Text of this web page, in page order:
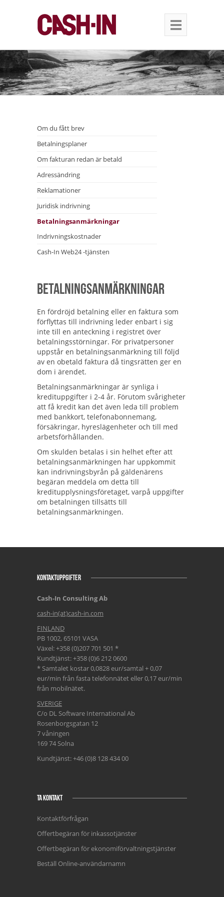
Om du fått brev
Betalningsplaner
Om fakturan redan är betald
Adressändring
Reklamationer
Juridisk indrivning
Betalningsanmärkningar
Indrivningskostnader
Cash-In Web24 -tjänsten
Betalningsanmärkningar
En fördröjd betalning eller en faktura som
förflyttas till indrivning leder enbart i sig
inte till en anteckning i registret över
betalningsstörningar. För privatpersoner
uppstår en betalningsanmärkning till följd
av en obetald faktura då tingsrätten ger en
dom i ärendet.
Betalningsanmärkningar är synliga i
kredituppgifter i 2-4 år. Förutom svårigheter
att få kredit kan det även leda till problem
med bankkort, telefonabonnemang,
försäkringar, hyreslägenheter och till med
arbetsförhållanden.
Om skulden betalas i sin helhet efter att
betalningsanmärkningen har uppkommit
kan indrivningsbyrån på gäldenärens
begäran meddela om detta till
kreditupplysningsföretaget, varpå uppgifter
om betalningen tillsätts till
betalningsanmärkningen.
KONTAKTUPPGIFTER
Cash-In Consulting Ab
cash-in(at)cash-in.com
FINLAND
PB 1002, 65101 VASA
Växel: +358 (0)207 701 501 *
Kundtjänst: +358 (0)6 212 0600
* Samtalet kostar 0,0828 eur/samtal + 0,07
eur/min från fasta telefonnätet eller 0,17 eur/min
från mobilnätet.
SVERIGE
C/o DL Software International Ab
Rosenborgsgatan 12
7 våningen
169 74 Solna
Kundtjänst: +46 (0)8 128 434 00
TA KONTAKT
Kontaktförfrågan
Offertbegäran för inkassotjänster
Offertbegäran för ekonomiförvaltningstjänster
Beställ Online-användarnamn